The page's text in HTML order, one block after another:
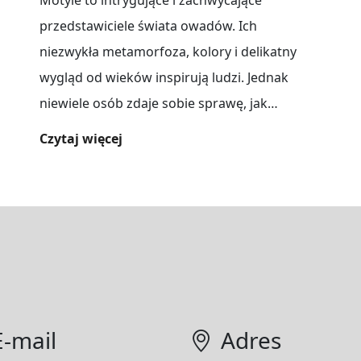
przedstawiciele świata owadów. Ich
niezwykła metamorfoza, kolory i delikatny
wygląd od wieków inspirują ludzi. Jednak
niewiele osób zdaje sobie sprawę, jak
Czytaj więcej
mail Adres